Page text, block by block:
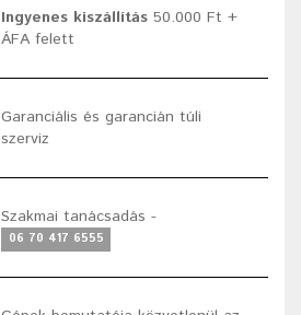
Ingyenes kiszállítás 50.000 Ft +
ÁFA felett
Garanciális és garancián túli
szerviz
Szakmai tanácsadás -
06 70 417 6555